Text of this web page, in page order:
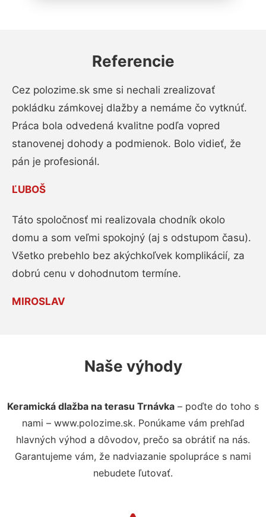
Referencie
Cez polozime.sk sme si nechali zrealizovať
pokládku zámkovej dlažby a nemáme čo vytknúť.
Práca bola odvedená kvalitne podľa vopred
stanovenej dohody a podmienok. Bolo vidieť, že
pán je profesionál.
ĽUBOŠ
Táto spoločnosť mi realizovala chodník okolo
domu a som veľmi spokojný (aj s odstupom času).
Všetko prebehlo bez akýchkoľvek komplikácií, za
dobrú cenu v dohodnutom termíne.
MIROSLAV
Naše výhody
Keramická dlažba na terasu Trnávka – poďte do toho s
nami – www.polozime.sk. Ponúkame vám prehľad
hlavných výhod a dôvodov, prečo sa obrátiť na nás.
Garantujeme vám, že nadviazanie spolupráce s nami
nebudete ľutovať.